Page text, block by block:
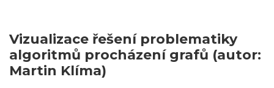
Vizualizace řešení problematiky
algoritmů procházení grafů (autor:
Martin Klíma)